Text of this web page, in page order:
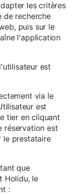
les critères
de recherche
puis sur le
l'application
est
via le
est
tier en cliquant
réservation est
le prestataire
que
Holidu, le
: